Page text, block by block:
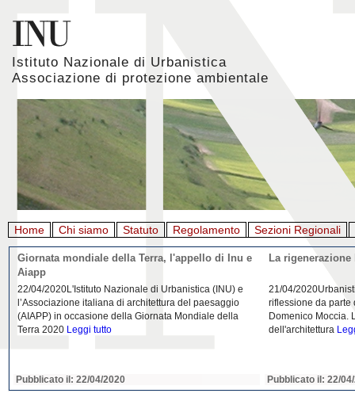
Istituto Nazionale di Urbanistica
Associazione di protezione ambientale
Home Chi siamo Statuto Regolamento Sezioni Regionali
Giornata mondiale della Terra, l'appello di Inu e
Aiapp
22/04/2020L'Istituto Nazionale di Urbanistica (INU) e
l’Associazione italiana di architettura del paesaggio
(AIAPP) in occasione della Giornata Mondiale della
Terra 2020 Leggi tutto
Pubblicato il: 22/04/2020
La
21/04/
riflessione da parte
Domenico Moccia.
dell'architettura
Pubblicato il: 22/